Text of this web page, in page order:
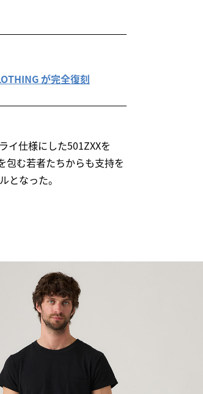
が完全復刻
イ仕様にした501ZXXを
包む若者たちからも支持を
となった。